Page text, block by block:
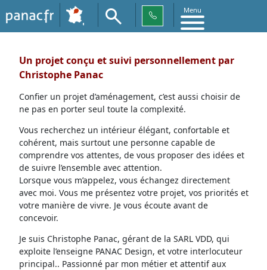
Menu
Un projet conçu et suivi personnellement par
Christophe Panac
Confier un projet d’aménagement, c’est aussi choisir de
ne pas en porter seul toute la complexité.
Vous recherchez un intérieur élégant, confortable et
cohérent, mais surtout une personne capable de
comprendre vos attentes, de vous proposer des idées et
de suivre l’ensemble avec attention.
Lorsque vous m’appelez, vous échangez directement
avec moi. Vous me présentez votre projet, vos priorités et
votre manière de vivre. Je vous écoute avant de
concevoir.
Je suis Christophe Panac, gérant de la SARL VDD, qui
exploite l’enseigne PANAC Design, et votre interlocuteur
principal.. Passionné par mon métier et attentif aux